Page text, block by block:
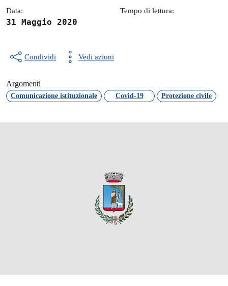
Data:
31 Maggio 2020
Tempo di lettura:
Condividi Vedi azioni
Argomenti
Comunicazione istituzionale Covid-19 Protezione civile